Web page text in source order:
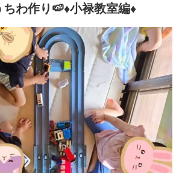
わ作り🍉♦小禄教室編♦